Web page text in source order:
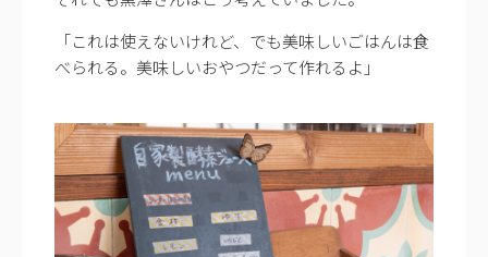
「これは使えないけれど、でも美味しいごはんは食
べられる。美味しいおやつだって作れるよ」